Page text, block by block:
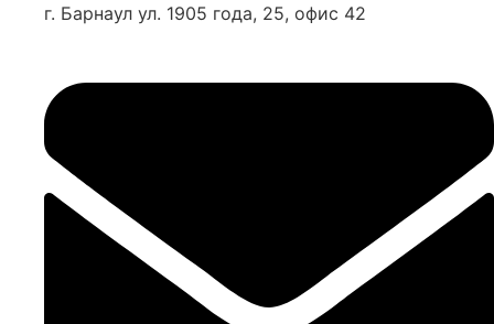
г. Барнаул ул. 1905 года, 25, офис 42